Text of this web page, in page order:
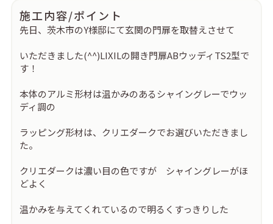
施工内容/ポイント
先日、茨木市のY様邸にて玄関の門扉を取替えさせて
いただきました(^^)LIXILの開き門扉ABウッディTS2型で
す！
本体のアルミ形材は温かみのあるシャイングレーでウッ
ディ調の
ラッピング形材は、クリエダークでお選びいただきまし
た。
クリエダークは濃い目の色ですが シャイングレーがほ
どよく
温かみを与えてくれているので明るくすっきりした